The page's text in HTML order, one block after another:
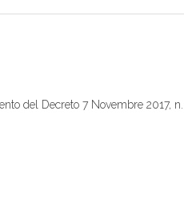
del Decreto 7 Novembre 2017,